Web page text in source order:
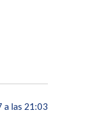
a las 21:03